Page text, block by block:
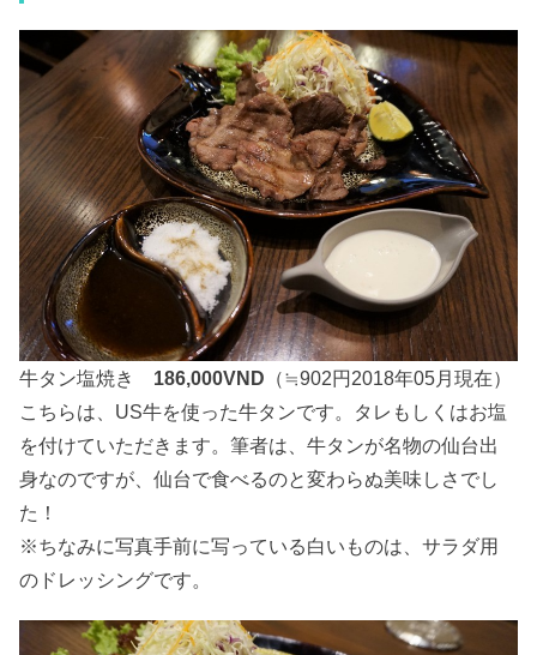
牛タン塩焼き 186,000VND （≒902円2018年05月現在）
こちらは、US牛を使った牛タンです。タレもしくはお塩
を付けていただきます。筆者は、牛タンが名物の仙台出
身なのですが、仙台で食べるのと変わらぬ美味しさでし
た！
※ちなみに写真手前に写っている白いものは、サラダ用
のドレッシングです。